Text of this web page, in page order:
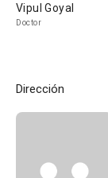
Vipul Goyal
Doctor
Dirección